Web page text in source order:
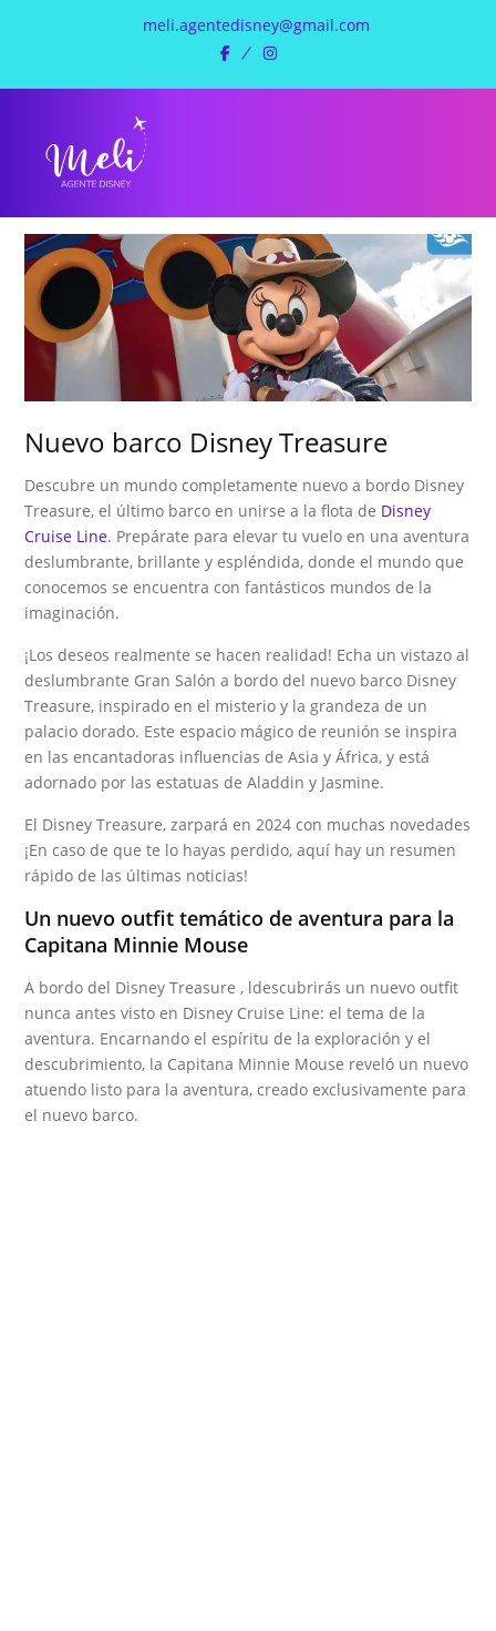
meli.agentedisney@gmail.com
facebookinstagram
Nuevo barco Disney Treasure
Descubre un mundo completamente nuevo a bordo Disney
Treasure, el último barco en unirse a la flota de Disney
Cruise Line. Prepárate para elevar tu vuelo en una aventura
deslumbrante, brillante y espléndida, donde el mundo que
conocemos se encuentra con fantásticos mundos de la
imaginación.
¡Los deseos realmente se hacen realidad! Echa un vistazo al
deslumbrante Gran Salón a bordo del nuevo barco Disney
Treasure, inspirado en el misterio y la grandeza de un
palacio dorado. Este espacio mágico de reunión se inspira
en las encantadoras influencias de Asia y África, y está
adornado por las estatuas de Aladdin y Jasmine.
El Disney Treasure, zarpará en 2024 con muchas novedades
¡En caso de que te lo hayas perdido, aquí hay un resumen
rápido de las últimas noticias!
Un nuevo outfit temático de aventura para la
Capitana Minnie Mouse
A bordo del Disney Treasure , ldescubrirás un nuevo outfit
nunca antes visto en Disney Cruise Line: el tema de la
aventura. Encarnando el espíritu de la exploración y el
descubrimiento, la Capitana Minnie Mouse reveló un nuevo
atuendo listo para la aventura, creado exclusivamente para
el nuevo barco.